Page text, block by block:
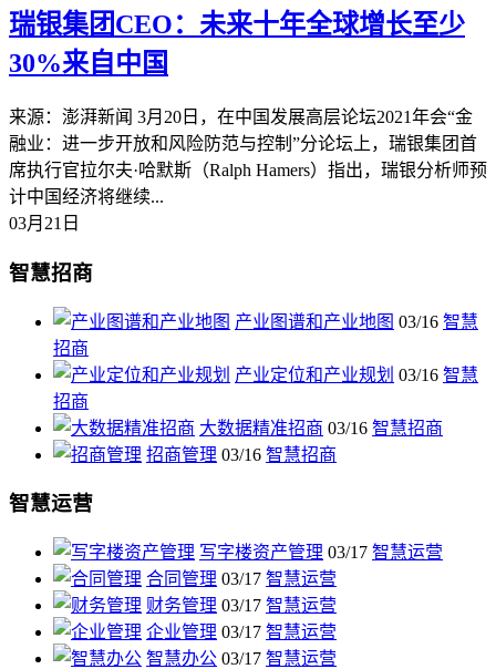
瑞银集团CEO：未来十年全球增长至少
30%来自中国
来源：澎湃新闻 3月20日，在中国发展高层论坛2021年会“金
融业：进一步开放和风险防范与控制”分论坛上，瑞银集团首
席执行官拉尔夫·哈默斯（Ralph Hamers）指出，瑞银分析师预
计中国经济将继续...
03月21日
智慧招商
产业图谱和产业地图 03/16 智慧
招商
产业定位和产业规划 03/16 智慧
招商
大数据精准招商 03/16 智慧招商
招商管理 03/16 智慧招商
智慧运营
写字楼资产管理 03/17 智慧运营
合同管理 03/17 智慧运营
财务管理 03/17 智慧运营
企业管理 03/17 智慧运营
智慧办公 03/17 智慧运营